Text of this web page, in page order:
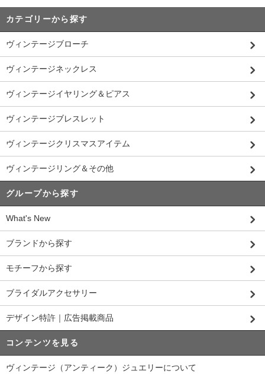
カテゴリーから探す
ヴィンテージブローチ
ヴィンテージネックレス
ヴィンテージイヤリング＆ピアス
ヴィンテージブレスレット
ヴィンテージクリスマスアイテム
ヴィンテージリング＆その他
グループから探す
What's New
ブランドから探す
モチーフから探す
ブライダルアクセサリー
デザイン特許｜広告掲載商品
コンテンツを見る
ヴィンテージ（アンティーク）ジュエリーについて